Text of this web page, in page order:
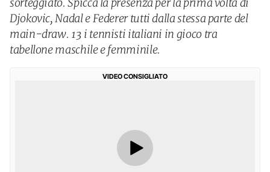
Djokovic, Nadal e Federer tutti dalla stessa parte del
main-draw. 13 i tennisti italiani in gioco tra
tabellone maschile e femminile.
VIDEO CONSIGLIATO